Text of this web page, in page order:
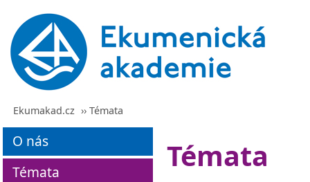
Ekumakad.cz ›› Témata
O nás
Témata
Témata